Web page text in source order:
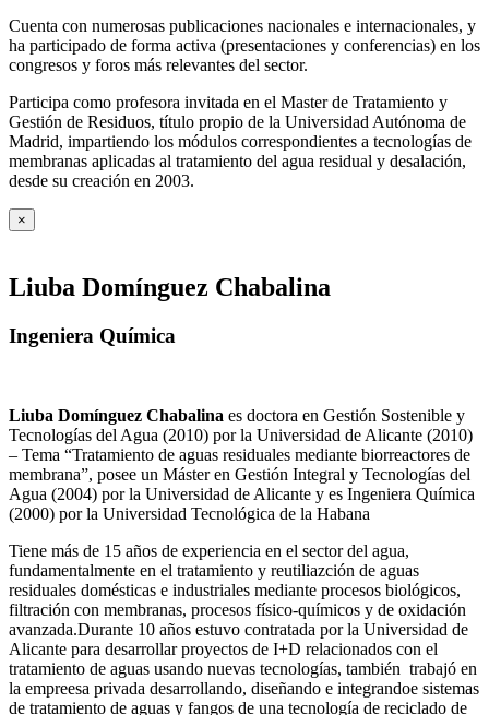
Cuenta con numerosas publicaciones nacionales e internacionales, y
ha participado de forma activa (presentaciones y conferencias) en los
congresos y foros más relevantes del sector.
Participa como profesora invitada en el Master de Tratamiento y
Gestión de Residuos, título propio de la Universidad Autónoma de
Madrid, impartiendo los módulos correspondientes a tecnologías de
membranas aplicadas al tratamiento del agua residual y desalación,
desde su creación en 2003.
×
Liuba Domínguez Chabalina
Ingeniera Química
Liuba Domínguez Chabalina es doctora en Gestión Sostenible y
Tecnologías del Agua (2010) por la Universidad de Alicante (2010)
– Tema “Tratamiento de aguas residuales mediante biorreactores de
membrana”, posee un Máster en Gestión Integral y Tecnologías del
Agua (2004) por la Universidad de Alicante y es Ingeniera Química
(2000) por la Universidad Tecnológica de la Habana
Tiene más de 15 años de experiencia en el sector del agua,
fundamentalmente en el tratamiento y reutiliazción de aguas
residuales domésticas e industriales mediante procesos biológicos,
filtración con membranas, procesos físico-químicos y de oxidación
avanzada.Durante 10 años estuvo contratada por la Universidad de
Alicante para desarrollar proyectos de I+D relacionados con el
tratamiento de aguas usando nuevas tecnologías, también trabajó en
la empreesa privada desarrollando, diseñando e integrandoe sistemas
de tratamiento de aguas y fangos de una tecnología de reciclado de